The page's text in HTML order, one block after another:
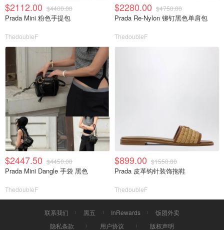
$2112.00 $4400.00
Prada Mini 粉色手提包
ThedoubleF
$2280.00 $4750.00
Prada Re-Nylon 铆钉黑色单肩包
ThedoubleF
$2447.50 $4450.00
Prada Mini Dangle 手袋 黑色
ThedoubleF
$899.00 $1550.00
Prada 皮革钩针装饰拖鞋
ThedoubleF
联系我们 黑五 InRewards
饭团外卖
隐私条款
用户协议 版权声明